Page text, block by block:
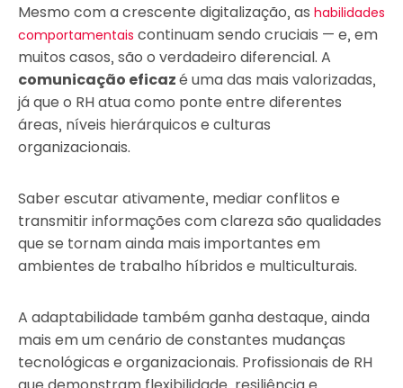
Mesmo com a crescente digitalização, as habilidades
comportamentais continuam sendo cruciais — e, em
muitos casos, são o verdadeiro diferencial. A
comunicação eficazé uma das mais valorizadas,
já que o RH atua como ponte entre diferentes
áreas, níveis hierárquicos e culturas
organizacionais.
Saber escutar ativamente, mediar conflitos e
transmitir informações com clareza são qualidades
que se tornam ainda mais importantes em
ambientes de trabalho híbridos e multiculturais.
A adaptabilidade também ganha destaque, ainda
mais em um cenário de constantes mudanças
tecnológicas e organizacionais. Profissionais de RH